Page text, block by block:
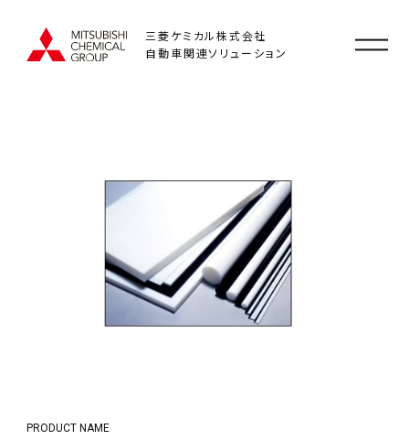
三菱ケミカル株式会社
自動車関連ソリューション
PRODUCT NAME